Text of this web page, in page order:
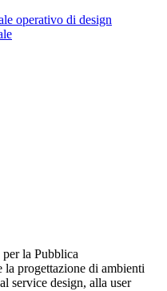
operativo di design
la Pubblica
la progettazione di ambienti
service design, alla user